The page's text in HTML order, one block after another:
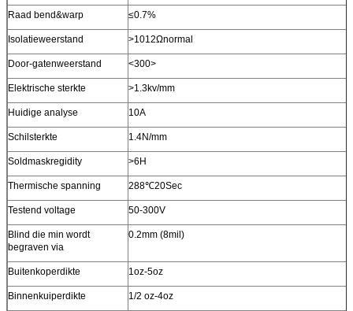
Raad bend&warp ≤0.7%
Isolatieweerstand >1012Ωnormal
Door-gatenweerstand <300>
Elektrische sterkte >1.3kv/mm
Huidige analyse 10A
Schilsterkte 1.4N/mm
Soldmaskregidity >6H
Thermische spanning 288℃20Sec
Testend voltage 50-300V
Blind die min wordt
begraven via
0.2mm (8mil)
Buitenkoperdikte 1oz-5oz
Binnenkuiperdikte 1/2 oz-4oz